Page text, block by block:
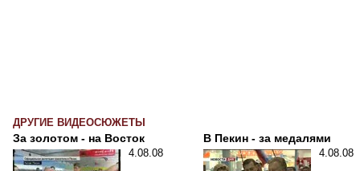
ДРУГИЕ ВИДЕОСЮЖЕТЫ
За золотом - на Восток
В Пекин - за медалями
4.08.08
4.08.08